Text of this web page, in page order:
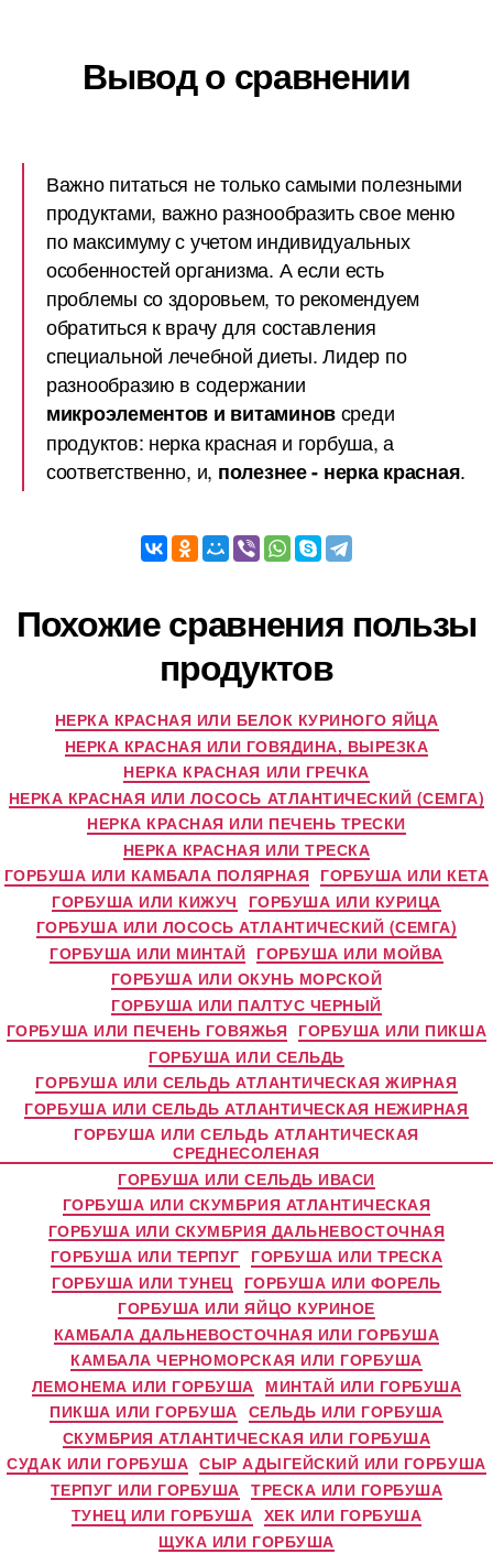
Вывод о сравнении
Важно питаться не только самыми полезными
продуктами, важно разнообразить свое меню
по максимуму с учетом индивидуальных
особенностей организма. А если есть
проблемы со здоровьем, то рекомендуем
обратиться к врачу для составления
специальной лечебной диеты. Лидер по
разнообразию в содержании
микроэлементов и витаминовсреди
продуктов: нерка красная и горбуша, а
соответственно, и, полезнее - нерка красная.
Похожие сравнения пользы
продуктов
НЕРКА КРАСНАЯ ИЛИ БЕЛОК КУРИНОГО ЯЙЦА
НЕРКА КРАСНАЯ ИЛИ ГОВЯДИНА, ВЫРЕЗКА
НЕРКА КРАСНАЯ ИЛИ ГРЕЧКА
НЕРКА КРАСНАЯ ИЛИ ЛОСОСЬ АТЛАНТИЧЕСКИЙ (СЕМГА)
НЕРКА КРАСНАЯ ИЛИ ПЕЧЕНЬ ТРЕСКИ
НЕРКА КРАСНАЯ ИЛИ ТРЕСКА
ГОРБУША ИЛИ КАМБАЛА ПОЛЯРНАЯ ГОРБУША ИЛИ КЕТА
ГОРБУША ИЛИ КИЖУЧ
ГОРБУША ИЛИ КУРИЦА
ГОРБУША ИЛИ ЛОСОСЬ АТЛАНТИЧЕСКИЙ (СЕМГА)
ГОРБУША ИЛИ МИНТАЙ ГОРБУША ИЛИ МОЙВА
ГОРБУША ИЛИ ОКУНЬ МОРСКОЙ
ГОРБУША ИЛИ ПАЛТУС ЧЕРНЫЙ
ГОРБУША ИЛИ ПЕЧЕНЬ ГОВЯЖЬЯ ГОРБУША ИЛИ ПИКША
ГОРБУША ИЛИ СЕЛЬДЬ
ГОРБУША ИЛИ СЕЛЬДЬ АТЛАНТИЧЕСКАЯ ЖИРНАЯ
ГОРБУША ИЛИ СЕЛЬДЬ АТЛАНТИЧЕСКАЯ НЕЖИРНАЯ
ГОРБУША ИЛИ СЕЛЬДЬ АТЛАНТИЧЕСКАЯ
СРЕДНЕСОЛЕНАЯ
ГОРБУША ИЛИ СЕЛЬДЬ ИВАСИ
ГОРБУША ИЛИ СКУМБРИЯ АТЛАНТИЧЕСКАЯ
ГОРБУША ИЛИ СКУМБРИЯ ДАЛЬНЕВОСТОЧНАЯ
ГОРБУША ИЛИ ТЕРПУГ ГОРБУША ИЛИ ТРЕСКА
ГОРБУША ИЛИ ТУНЕЦ ГОРБУША ИЛИ ФОРЕЛЬ
ГОРБУША ИЛИ ЯЙЦО КУРИНОЕ
КАМБАЛА ДАЛЬНЕВОСТОЧНАЯ ИЛИ ГОРБУША
КАМБАЛА ЧЕРНОМОРСКАЯ ИЛИ ГОРБУША
ЛЕМОНЕМА ИЛИ ГОРБУША МИНТАЙ ИЛИ ГОРБУША
ПИКША ИЛИ ГОРБУША СЕЛЬДЬ ИЛИ ГОРБУША
СКУМБРИЯ АТЛАНТИЧЕСКАЯ ИЛИ ГОРБУША
СУДАК ИЛИ ГОРБУША СЫР АДЫГЕЙСКИЙ ИЛИ ГОРБУША
ТЕРПУГ ИЛИ ГОРБУША ТРЕСКА ИЛИ ГОРБУША
ТУНЕЦ ИЛИ ГОРБУША ХЕК ИЛИ ГОРБУША
ЩУКА ИЛИ ГОРБУША